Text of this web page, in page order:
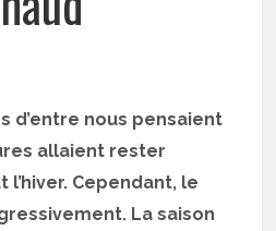
d’entre nous pensaient
allaient rester
Cependant, le
La saison